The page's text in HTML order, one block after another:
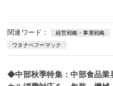
関連ワード： 経営戦略・事業戦略
ワタナベフーマック
◆中部秋季特集：中部食品業